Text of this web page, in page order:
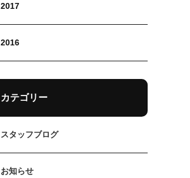
2017
2016
カテゴリー
スタッフブログ
お知らせ